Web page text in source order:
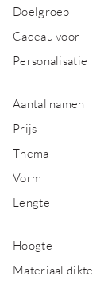
Doelgroep
Cadeau voor
Personalisatie
Aantal namen
Prijs
Thema
Vorm
Lengte
Hoogte
Materiaal dikte